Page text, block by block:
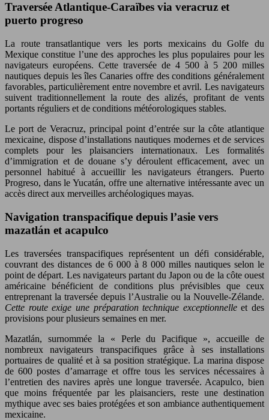
Traversée Atlantique-Caraïbes via veracruz et
puerto progreso
La route transatlantique vers les ports mexicains du Golfe du
Mexique constitue l’une des approches les plus populaires pour les
navigateurs européens. Cette traversée de 4 500 à 5 200 milles
nautiques depuis les îles Canaries offre des conditions généralement
favorables, particulièrement entre novembre et avril. Les navigateurs
suivent traditionnellement la route des alizés, profitant de vents
portants réguliers et de conditions météorologiques stables.
Le port de Veracruz, principal point d’entrée sur la côte atlantique
mexicaine, dispose d’installations nautiques modernes et de services
complets pour les plaisanciers internationaux. Les formalités
d’immigration et de douane s’y déroulent efficacement, avec un
personnel habitué à accueillir les navigateurs étrangers. Puerto
Progreso, dans le Yucatán, offre une alternative intéressante avec un
accès direct aux merveilles archéologiques mayas.
Navigation transpacifique depuis l’asie vers
mazatlán et acapulco
Les traversées transpacifiques représentent un défi considérable,
couvrant des distances de 6 000 à 8 000 milles nautiques selon le
point de départ. Les navigateurs partant du Japon ou de la côte ouest
américaine bénéficient de conditions plus prévisibles que ceux
entreprenant la traversée depuis l’Australie ou la Nouvelle-Zélande.
Cette route exige une préparation technique exceptionnelleet des
provisions pour plusieurs semaines en mer.
Mazatlán, surnommée la « Perle du Pacifique », accueille de
nombreux navigateurs transpacifiques grâce à ses installations
portuaires de qualité et à sa position stratégique. La marina dispose
de 600 postes d’amarrage et offre tous les services nécessaires à
l’entretien des navires après une longue traversée. Acapulco, bien
que moins fréquentée par les plaisanciers, reste une destination
mythique avec ses baies protégées et son ambiance authentiquement
mexicaine.